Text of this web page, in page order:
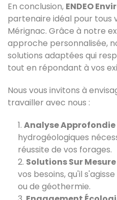
En conclusion, ENDEO
partenaire idéal pour tous
Mérignac. Grâce à notre
approche personnalisée,
solutions adaptées qui
tout en répondant à vos
Nous vous invitons à
travailler avec nous :
Analyse Approfondie
hydrogéologiques
réussite de vos forages.
Solutions Sur Mesure
vos besoins, qu'il
ou de géothermie.